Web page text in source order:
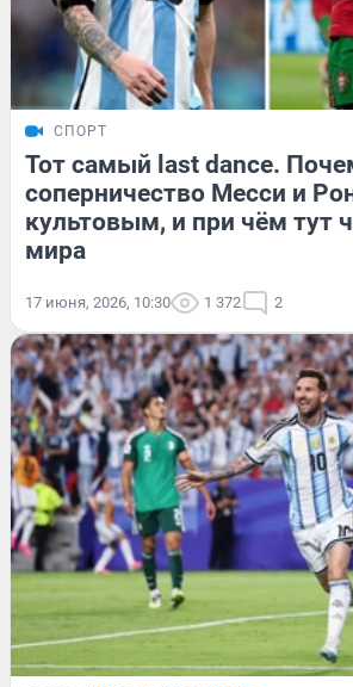
СПОРТ
Тот самый last dance.
соперничество Месси и
культовым, и при чём тут
мира
17 июня, 2026, 10:30 1 372 2